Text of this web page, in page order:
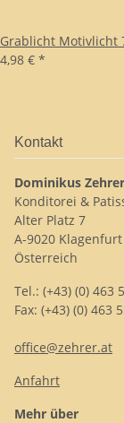
Grablicht Motivlicht
4,98 € *
Kontakt
Dominikus
Konditorei &
Alter Platz 7
A-9020 Klagenfurt
Österreich
Tel.: (+43) (0) 463
Fax: (+43) (0) 463
office@zehrer.at
Anfahrt
Mehr über